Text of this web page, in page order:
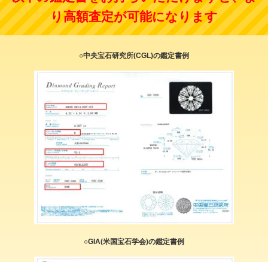
り高額査定が可能になります
○中央宝石研究所(CGL)の鑑定書例
○GIA(米国宝石学会)の鑑定書例